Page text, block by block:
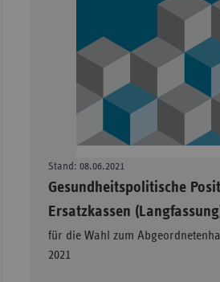
Stand: 08.06.2021
–
Gesundheitspolitische
Ersatzkassen
für die Wahl zum
2021